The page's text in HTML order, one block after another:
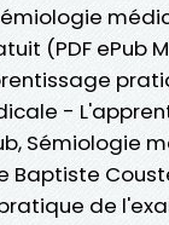
(PDF ePub
-
Sémiologie
de